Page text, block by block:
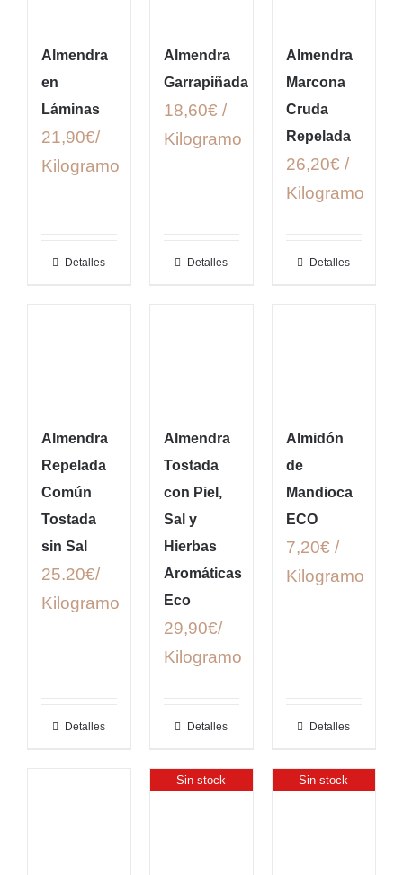
Almendra
en
Láminas
21,90€/
Kilogramo
Detalles
Almendra
Garrapiñada
18,60€ /
Kilogramo
Detalles
Almendra
Marcona
Cruda
Repelada
26,20€ /
Kilogramo
Detalles
Almendra
Repelada
Común
Tostada
sin Sal
25.20€/
Kilogramo
Detalles
Almendra
Tostada
con Piel,
Sal y
Hierbas
Aromáticas
Eco
29,90€/
Kilogramo
Detalles
Almidón
de
Mandioca
ECO
7,20€ /
Kilogramo
Detalles
Sin stock Sin stock